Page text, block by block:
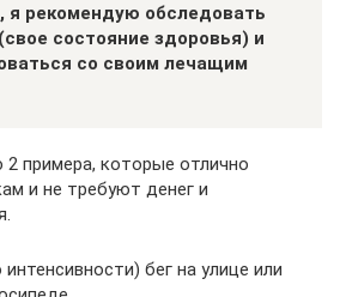
я рекомендую обследовать
состояние здоровья) и
со своим лечащим
примера, которые отлично
и не требуют денег и
бег на улице или